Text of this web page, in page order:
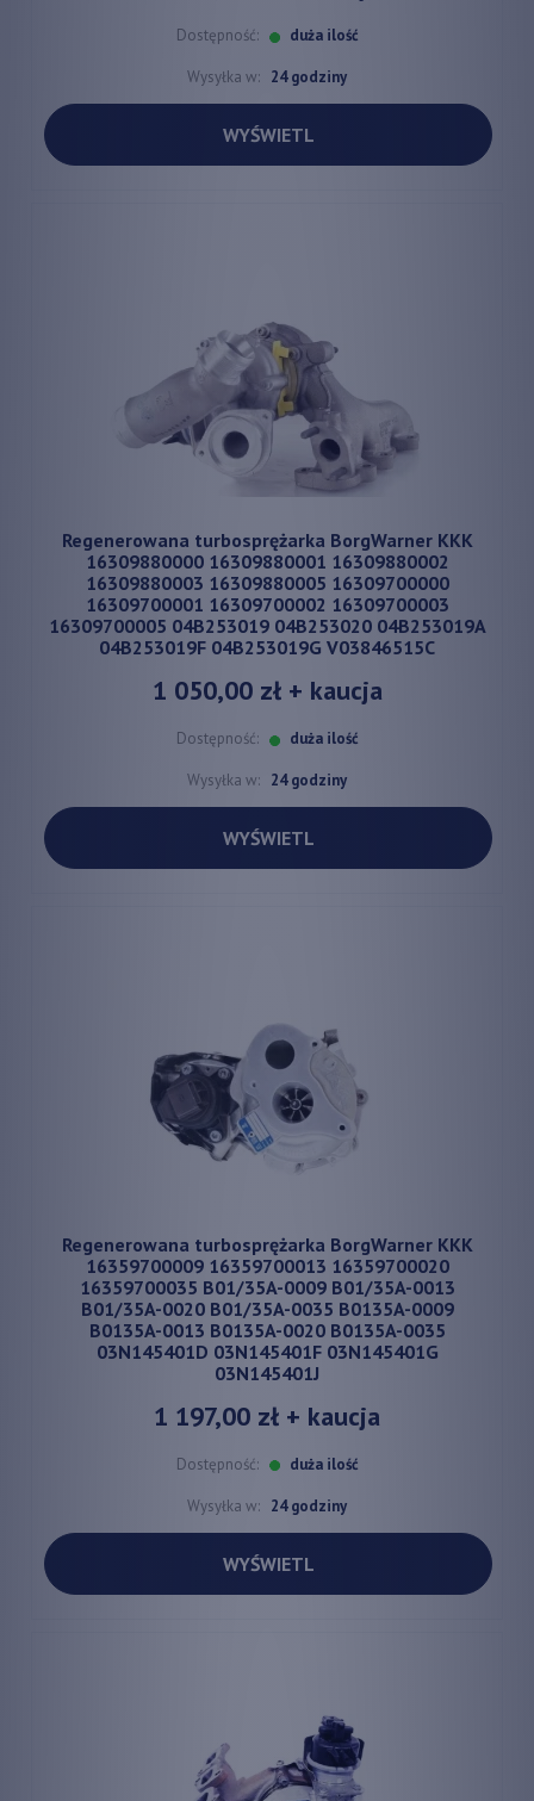
Dostępność: duża ilość
Wysyłka w: 24 godziny
WYŚWIETL
Regenerowana turbosprężarka BorgWarner KKK
16309880000 16309880001 16309880002
16309880003 16309880005 16309700000
16309700001 16309700002 16309700003
16309700005 04B253019 04B253020 04B253019A
04B253019F 04B253019G V03846515C
1 050,00 zł+ kaucja
Dostępność: duża ilość
Wysyłka w: 24 godziny
WYŚWIETL
Regenerowana turbosprężarka BorgWarner KKK
16359700009 16359700013 16359700020
16359700035 B01/35A-0009 B01/35A-0013
B01/35A-0020 B01/35A-0035 B0135A-0009
B0135A-0013 B0135A-0020 B0135A-0035
03N145401D 03N145401F 03N145401G
03N145401J
1 197,00 zł + kaucja
Dostępność: duża ilość
Wysyłka w: 24 godziny
WYŚWIETL